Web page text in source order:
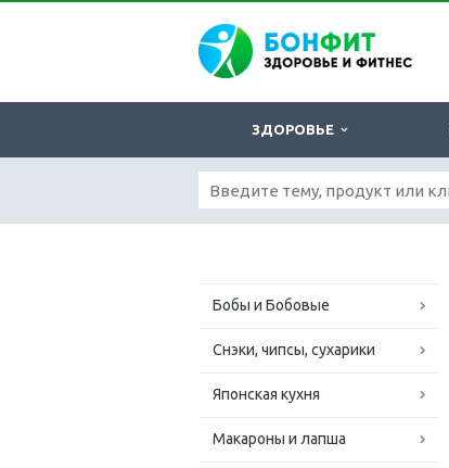
ЗДОРОВЬЕ
Бобы и Бобовые
Снэки, чипсы, сухарики
Японская кухня
Макароны и лапша